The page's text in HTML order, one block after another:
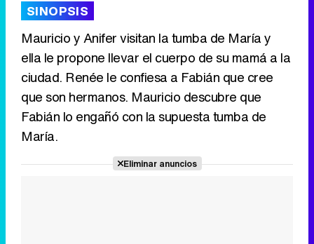
Tráiler de '33 días', la nueva serie de Atresplayer con Julián Villagrán y José Manuel Poga
SINOPSIS
Mauricio y Anifer visitan la tumba de María y
ella le propone llevar el cuerpo de su mamá a la
ciudad. Renée le confiesa a Fabián que cree
que son hermanos. Mauricio descubre que
Fabián lo engañó con la supuesta tumba de
María.
Eliminar anuncios